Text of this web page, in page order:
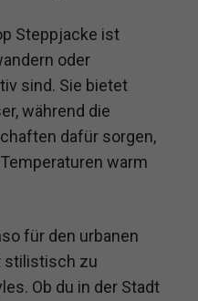
Steppjacke ist
oder
sind. Sie bietet
während die
dafür sorgen,
warm
für den urbanen
stilistisch zu
Ob du in der Stadt